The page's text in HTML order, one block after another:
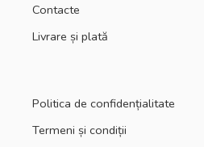
Contacte
Livrare și plată
Politica de confidențialitate
Termeni și condiții